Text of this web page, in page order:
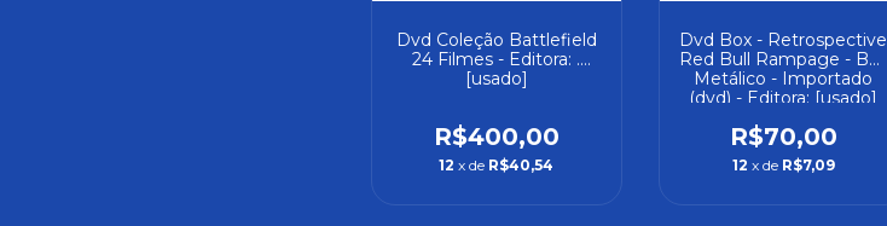
Dvd Coleção Battlefield
24 Filmes - Editora: .
[usado]
R$400,00
12 x de R$40,54
Dvd Box - Retrospective
Red Bull Rampage - Box
Metálico - Importado
(dvd) - Editora: [usado]
R$70,00
12 x de R$7,09